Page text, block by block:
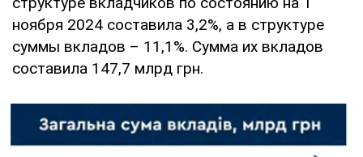
ноября 2024 составила 3,2%, а в структуре
суммы вкладов – 11,1%. Сумма их вкладов
составила 147,7 млрд грн.